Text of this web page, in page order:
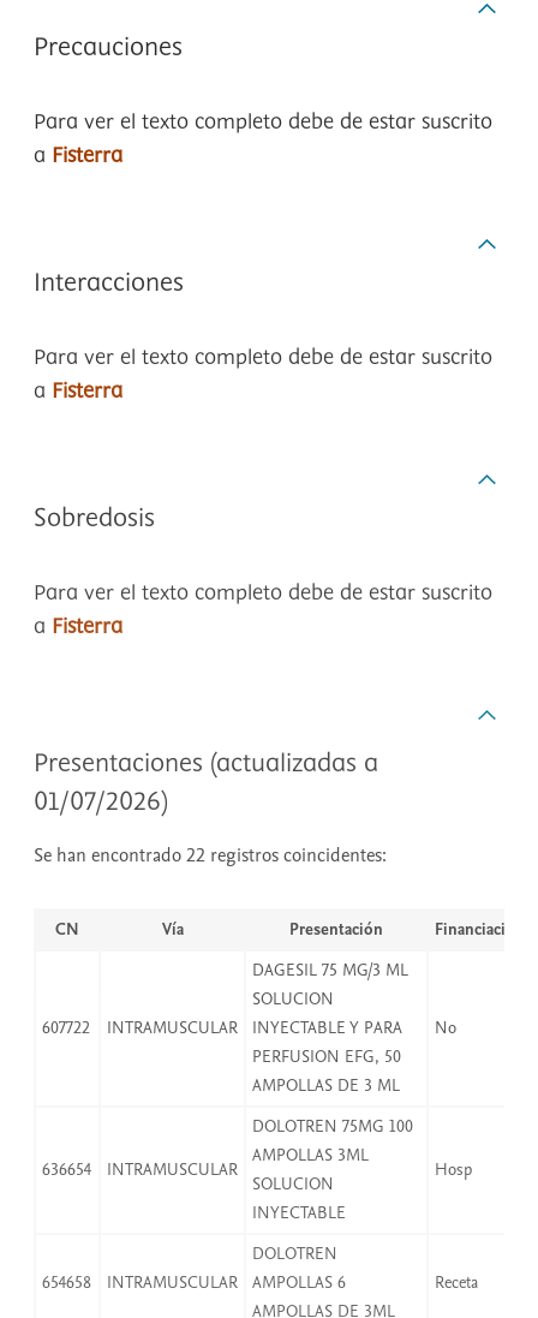
Precauciones
Para ver el texto completo debe de estar suscrito
a Fisterra
Interacciones
Para ver el texto completo debe de estar suscrito
a Fisterra
Sobredosis
Para ver el texto completo debe de estar suscrito
a Fisterra
Presentaciones (actualizadas a
01/07/2026)
Se han encontrado 22 registros coincidentes:
CN Vía Presentación Financiación
607722 INTRAMUSCULAR
DAGESIL 75 MG/3 ML
SOLUCION
INYECTABLE Y PARA
PERFUSION EFG, 50
AMPOLLAS DE 3 ML
No
636654 INTRAMUSCULAR
DOLOTREN 75MG 100
AMPOLLAS 3ML
SOLUCION
INYECTABLE
Hosp
654658 INTRAMUSCULAR
DOLOTREN
AMPOLLAS 6
AMPOLLAS DE 3ML
Receta